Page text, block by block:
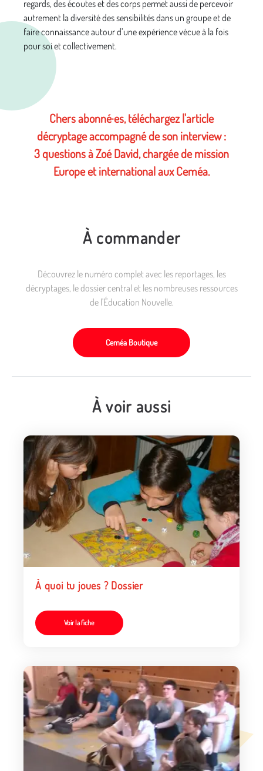
regards, des écoutes et des corps permet aussi de percevoir
autrement la diversité des sensibilités dans un groupe et de
faire connaissance autour d’une expérience vécue à la fois
pour soi et collectivement.
Chers abonné·es, téléchargez l'article
décryptage accompagné de son interview :
3 questions à Zoé David, chargée de mission
Europe et international aux Ceméa.
À commander
Découvrez le numéro complet avec les reportages, les
décryptages, le dossier central et les nombreuses ressources
de l'Éducation Nouvelle.
Ceméa Boutique
À voir aussi
À quoi tu joues ? Dossier
Voir la fiche